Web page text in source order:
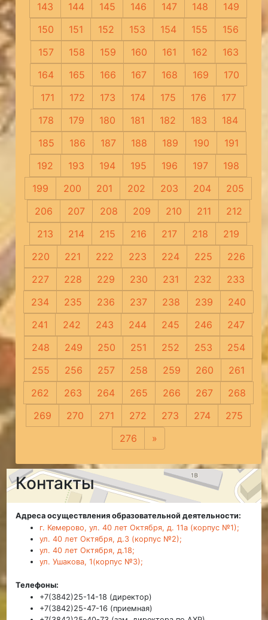
143
144 145 146 147 148
149
150
151 152 153 154 155
156
157
158 159 160 161 162
163
164
165 166 167 168 169
170
171
172 173 174 175 176
177
178
179 180 181 182 183
184
185
186 187 188 189 190
191
192
193 194 195 196 197
198
199
200 201 202 203 204
205
206
207 208 209 210 211
212
213
214 215 216 217 218
219
220
221 222 223 224 225
226
227
228 229 230 231 232
233
234
235 236 237 238 239
240
241
242 243 244 245 246
247
248
249 250 251 252 253
254
255
256 257 258 259 260
261
262
263 264 265 266 267
268
269
270 271 272 273 274
275
276
»
Контакты
Адреса осуществления образовательной деятельности:
г. Кемерово, ул. 40 лет Октября, д. 11а (корпус №1);
ул. 40 лет Октября, д.3 (корпус №2);
ул. 40 лет Октября, д.18;
ул. Ушакова, 1(корпус №3);
Телефоны:
+7(3842)25-14-18 (директор)
+7(3842)25-47-16 (приемная)